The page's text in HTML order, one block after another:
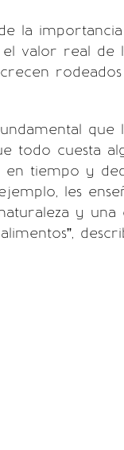
la
valor real de
que
todo cuesta
en tiempo y
les
y una